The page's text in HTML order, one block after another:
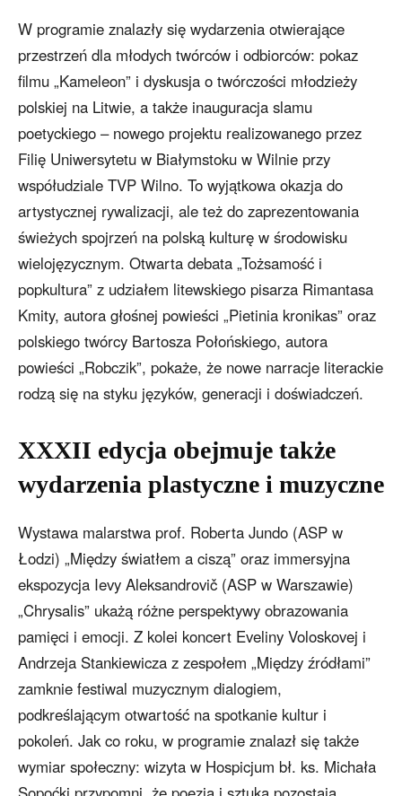
W programie znalazły się wydarzenia otwierające
przestrzeń dla młodych twórców i odbiorców: pokaz
filmu „Kameleon” i dyskusja o twórczości młodzieży
polskiej na Litwie, a także inauguracja slamu
poetyckiego – nowego projektu realizowanego przez
Filię Uniwersytetu w Białymstoku w Wilnie przy
współudziale TVP Wilno. To wyjątkowa okazja do
artystycznej rywalizacji, ale też do zaprezentowania
świeżych spojrzeń na polską kulturę w środowisku
wielojęzycznym. Otwarta debata „Tożsamość i
popkultura” z udziałem litewskiego pisarza Rimantasa
Kmity, autora głośnej powieści „Pietinia kronikas” oraz
polskiego twórcy Bartosza Połońskiego, autora
powieści „Robczik”, pokaże, że nowe narracje literackie
rodzą się na styku języków, generacji i doświadczeń.
XXXII edycja obejmuje także
wydarzenia plastyczne i muzyczne
Wystawa malarstwa prof. Roberta Jundo (ASP w
Łodzi) „Między światłem a ciszą” oraz immersyjna
ekspozycja Ievy Aleksandrovič (ASP w Warszawie)
„Chrysalis” ukażą różne perspektywy obrazowania
pamięci i emocji. Z kolei koncert Eveliny Voloskovej i
Andrzeja Stankiewicza z zespołem „Między źródłami”
zamknie festiwal muzycznym dialogiem,
podkreślającym otwartość na spotkanie kultur i
pokoleń. Jak co roku, w programie znalazł się także
wymiar społeczny: wizyta w Hospicjum bł. ks. Michała